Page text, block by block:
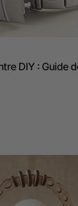
DIY : Guide